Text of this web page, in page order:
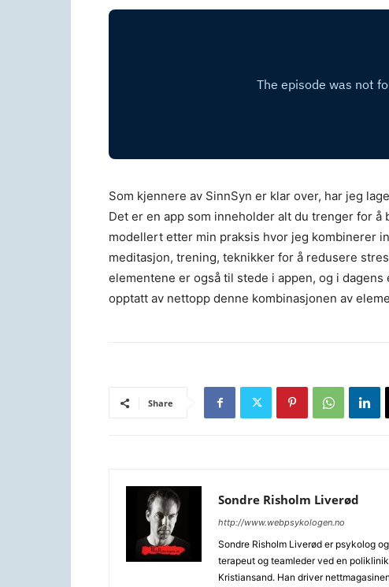
Som kjennere av SinnSyn er klar over, har jeg
Det er en app som inneholder alt du trenger for
modellert etter min praksis hvor jeg kombinerer
meditasjon, trening, teknikker for å redusere
elementene er også til stede i appen, og i
opptatt av nettopp denne kombinasjonen av
Share
Sondre Risholm Liverød
http://www.webpsykologen.no
Sondre Risholm Liverød er psykolog
terapeut og teamleder ved en
Kristiansand. Han driver